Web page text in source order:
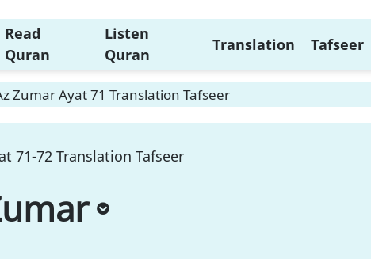
Read
Quran
Listen
Quran
Translation Tafseer
Zumar Ayat 71 Translation Tafseer
71-72 Translation Tafseer